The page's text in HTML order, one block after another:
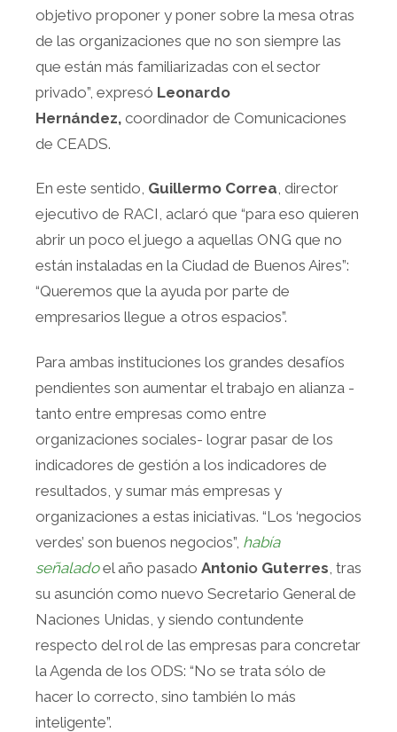
objetivo proponer y poner sobre la mesa otras
de las organizaciones que no son siempre las
que están más familiarizadas con el sector
privado”, expresó Leonardo
Hernández,coordinador de Comunicaciones
de CEADS.
En este sentido, Guillermo Correa, director
ejecutivo de RACI, aclaró que “para eso quieren
abrir un poco el juego a aquellas ONG que no
están instaladas en la Ciudad de Buenos Aires”:
“Queremos que la ayuda por parte de
empresarios llegue a otros espacios”.
Para ambas instituciones los grandes desafíos
pendientes son aumentar el trabajo en alianza -
tanto entre empresas como entre
organizaciones sociales- lograr pasar de los
indicadores de gestión a los indicadores de
resultados, y sumar más empresas y
organizaciones a estas iniciativas. “Los ‘negocios
verdes’ son buenos negocios”, había
señaladoel año pasado Antonio Guterres , tras
su asunción como nuevo Secretario General de
Naciones Unidas, y siendo contundente
respecto del rol de las empresas para concretar
la Agenda de los ODS: “No se trata sólo de
hacer lo correcto, sino también lo más
inteligente”.